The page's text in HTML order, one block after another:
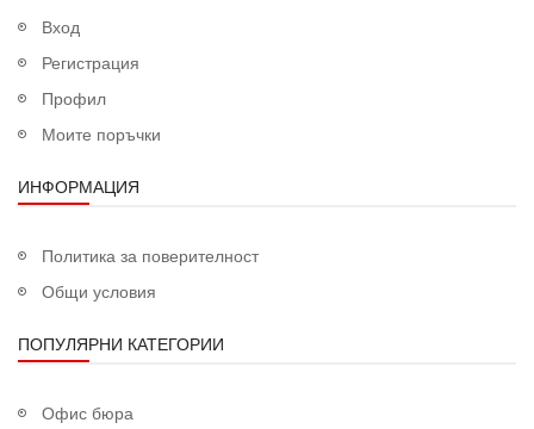
Вход
Регистрация
Профил
Моите поръчки
ИНФОРМАЦИЯ
Политика за поверителност
Общи условия
ПОПУЛЯРНИ КАТЕГОРИИ
Офис бюра